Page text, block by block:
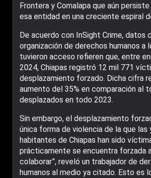
Frontera y Comalapa que aún
esa entidad en una creciente espiral
De acuerdo con InSight Crime, datos
organización de derechos humanos a
tuvieron acceso refieren que, entre
2024, Chiapas registró 12 mil 771
desplazamiento forzado. Dicha cifra
aumento del 35% en comparación al
desplazados en todo 2023.
Sin embargo, el desplazamiento
única forma de violencia de la que las
habitantes de Chiapas han sido
prácticamente se encuentra forzada
colaborar”, reveló un trabajador de
humanos al medio ya citado. Esto es